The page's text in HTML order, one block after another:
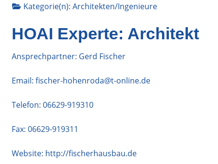
Kategorie(n): Architekten/Ingenieure
HOAI Experte: Architekt
Ansprechpartner: Gerd Fischer
Email: fischer-hohenroda@t-online.de
Telefon: 06629-919310
Fax: 06629-919311
Website: http://fischerhausbau.de